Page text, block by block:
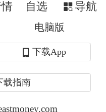
资金高度集中于
产品包括三倍做
做多美光科技
ETF，以及两倍
等ETF。
自选 导航
电脑版
下载App
载指南